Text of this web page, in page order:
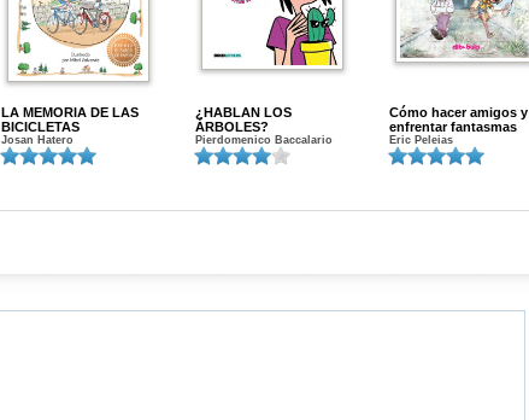
LA MEMORIA DE LAS
BICICLETAS
Josan Hatero
¿HABLAN LOS
ÁRBOLES?
Pierdomenico Baccalario
Cómo hacer amigos y
enfrentar fantasmas
Eric Peleias